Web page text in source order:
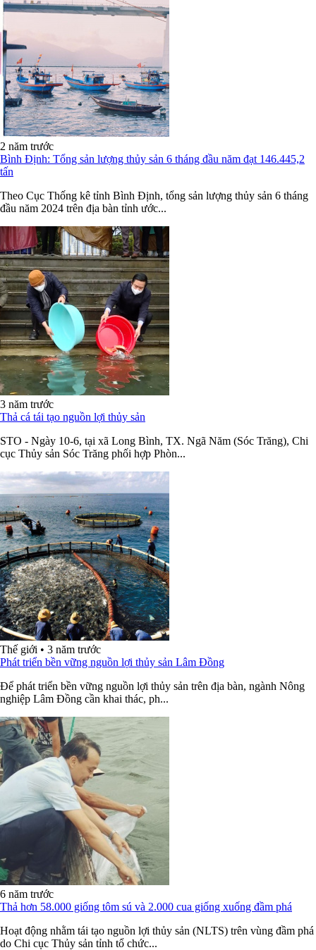
2 năm trước
Bình Định: Tổng sản lượng thủy sản 6 tháng đầu năm đạt 146.445,2
tấn
Theo Cục Thống kê tỉnh Bình Định, tổng sản lượng thủy sản 6 tháng
đầu năm 2024 trên địa bàn tỉnh ước...
3 năm trước
Thả cá tái tạo nguồn lợi thủy sản
STO - Ngày 10-6, tại xã Long Bình, TX. Ngã Năm (Sóc Trăng), Chi
cục Thủy sản Sóc Trăng phối hợp Phòn...
Thế giới • 3 năm trước
Phát triển bền vững nguồn lợi thủy sản Lâm Đồng
Để phát triển bền vững nguồn lợi thủy sản trên địa bàn, ngành Nông
nghiệp Lâm Đồng cần khai thác, ph...
6 năm trước
Thả hơn 58.000 giống tôm sú và 2.000 cua giống xuống đầm phá
Hoạt động nhằm tái tạo nguồn lợi thủy sản (NLTS) trên vùng đầm phá
do Chi cục Thủy sản tỉnh tổ chức...